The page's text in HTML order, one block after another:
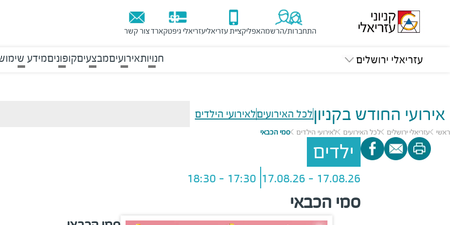
התחברות/הרשמהאפליקציית עזריאליעזריאלי גיפטקארדצור קשר
עזריאלי ירושלים חנויותאירועיםמבצעיםקופוניםמידע
אירועי החודש בקניוןלכל האירועיםלאירועי הילדים
ראשי עזריאלי ירושלים לכל האירועים לאירועי הילדים סמי הכבאי
ילדים
סמי הכבאי
17.08.26 - 17.08.26
17:30 - 18:30